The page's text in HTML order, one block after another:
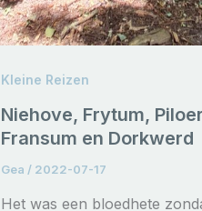
Kleine Reizen
Niehove, Frytum,
Fransum en Dorkwerd
Gea / 2022-07-17
Het was een bloedhete